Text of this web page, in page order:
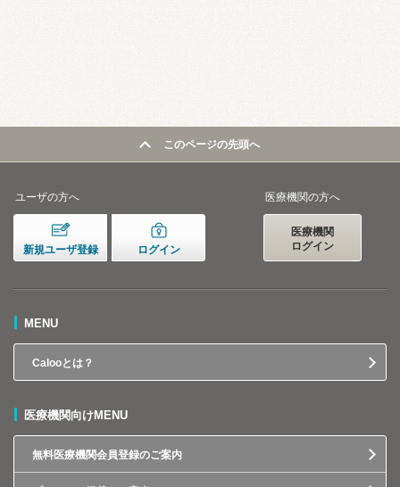
このページの先頭へ
ユーザの方へ
新規ユーザ登録 ログイン
医療機関の方へ
医療機関
ログイン
MENU
Calooとは？
医療機関向けMENU
無料医療機関会員登録のご案内